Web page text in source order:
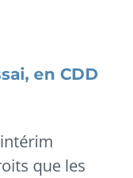
en CDD
que les